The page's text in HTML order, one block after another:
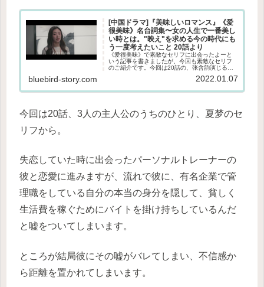
[中国ドラマ]『美味しいロマンス』《爱
很美味》名台詞集〜女の人生で一番美し
い時とは。"映え"を求める今の時代にも
う一度考えたいこと 20話より
《爱很美味》で素敵なセリフに出会ったよーと
いう記事を書きましたが、今回も素敵なセリフ
のご紹介です。今回は20話の、张含韵演じる方
われてそだったおっとりめの方欣。ずっと幸せ
bluebird-story.com 2022.01.07
今回は20話、3人の主人公のうちのひとり、夏梦のセ
リフから。
失恋していた時に出会ったパーソナルトレーナーの
彼と恋愛に進みますが、流れで彼に、有名企業で管
理職をしている自分の本当の身分を隠して、貧しく
生活費を稼ぐためにバイトを掛け持ちしているんだ
と嘘をついてしまいます。
ところが結局彼にその嘘がバレてしまい、不信感か
ら距離を置かれてしまいます。